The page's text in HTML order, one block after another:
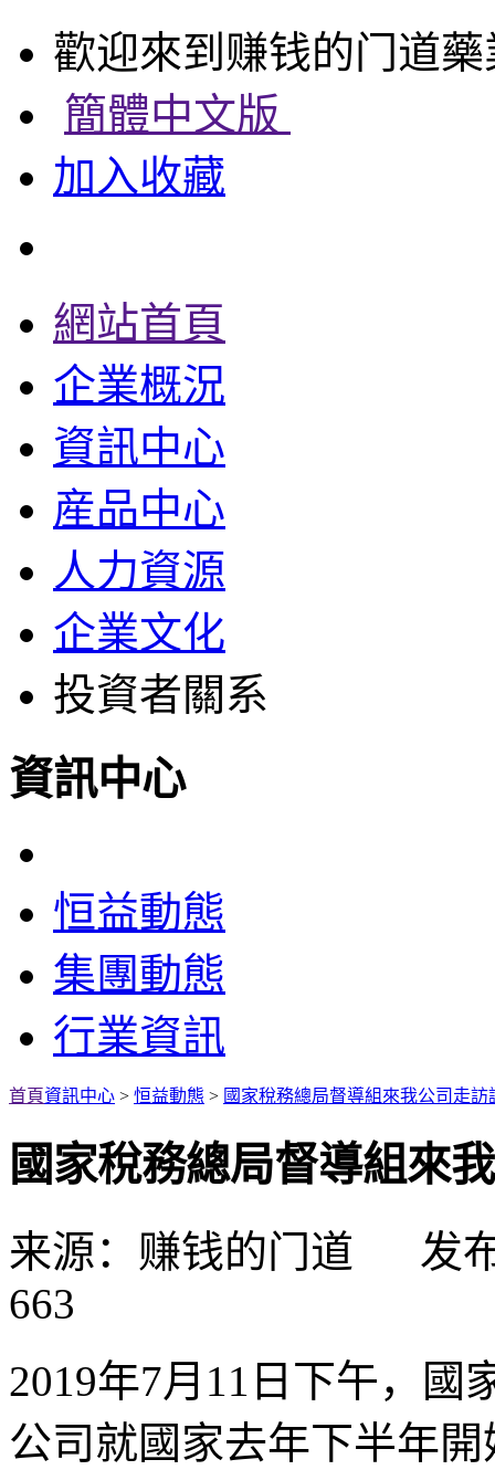
歡迎來到赚钱的门道
簡體中文版
加入收藏
網站首頁
企業概況
資訊中心
産品中心
人力資源
企業文化
投資者關系
資訊中心
恒益動態
集團動態
行業資訊
首頁資訊中心 > 恒益動態 > 國家稅務總局督導組來我公司走訪
國家稅務總局督導組來
来源：赚钱的门道 发
663
2019年7月 11 日下午，國
公司就國家去年下半年